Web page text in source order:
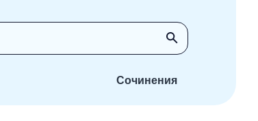
Сочинения